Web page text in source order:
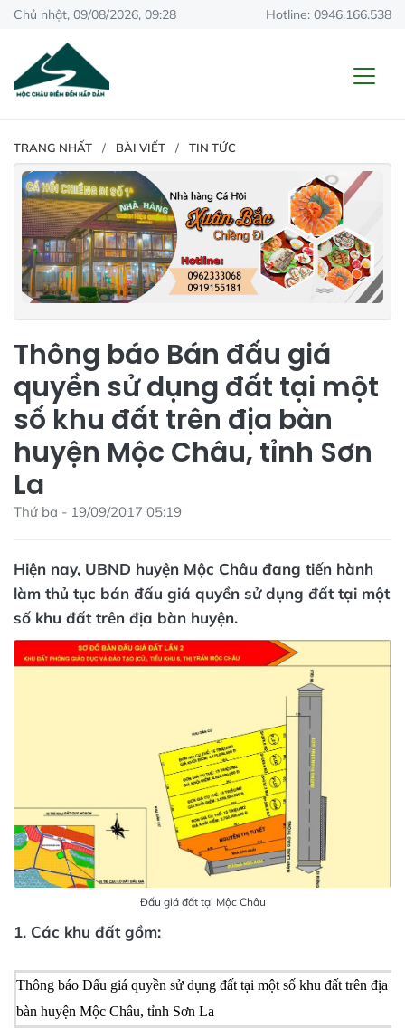
Chủ nhật, 09/08/2026, 09:28 Hotline: 0946.166.538
TRANG NHẤT BÀI VIẾT TIN TỨC
Thông báo Bán đấu giá
quyền sử dụng đất tại một
số khu đất trên địa bàn
huyện Mộc Châu, tỉnh Sơn
La
Thứ ba - 19/09/2017 05:19
Hiện nay, UBND huyện Mộc Châu đang tiến hành
làm thủ tục bán đấu giá quyền sử dụng đất tại một
số khu đất trên địa bàn huyện.
Đấu giá đất tại Mộc Châu
1. Các khu đất gồm:
Thông báo Đấu giá quyền sử dụng đất tại một số khu đất trên địa
bàn huyện Mộc Châu, tỉnh Sơn La